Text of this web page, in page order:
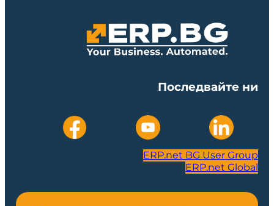
Последвайте ни
ERP.net BG User Group
ERP.net Global